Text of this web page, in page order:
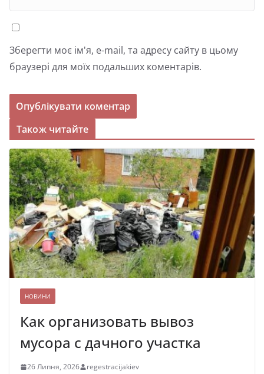
Зберегти моє ім'я, e-mail, та адресу сайту в цьому
браузері для моїх подальших коментарів.
Також читайте
НОВИНИ
Как организовать вывоз
мусора с дачного участка
26 Липня, 2026 regestracijakiev